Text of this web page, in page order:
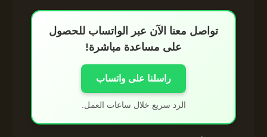
تواصل معنا الآن عبر الواتساب للحصول
على مساعدة مباشرة!
راسلنا على واتساب
الرد سريع خلال ساعات العمل.